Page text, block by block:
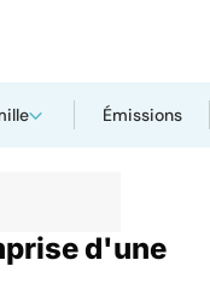
Émissions
d'une